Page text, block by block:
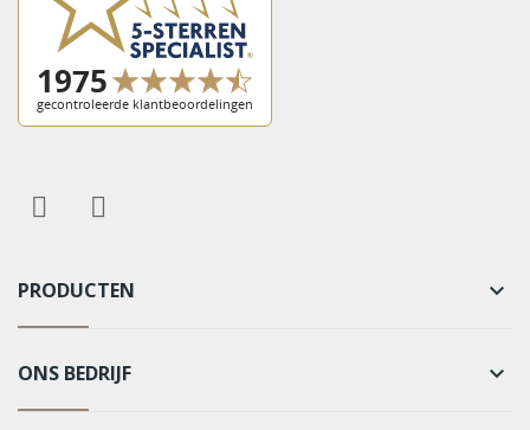
PRODUCTEN keyboard_arrow_down
ONS BEDRIJF keyboard_arrow_down